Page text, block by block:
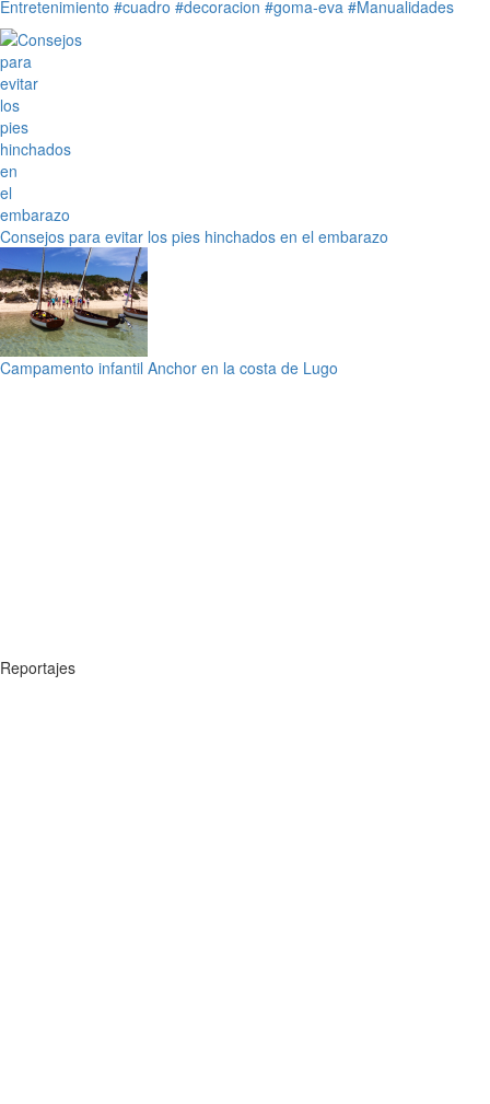
Entretenimiento #cuadro #decoracion #goma-eva #Manualidades
Consejos para evitar los pies hinchados en el embarazo
Campamento infantil Anchor en la costa de Lugo
Reportajes